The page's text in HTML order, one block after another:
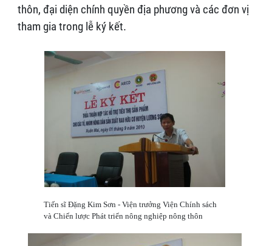
thôn, đại diện chính quyền địa phương và các đơn vị
tham gia trong lễ ký kết.
Tiến sĩ Đặng Kim Sơn - Viện trưởng Viện Chính sách
và Chiến lược Phát triển nông nghiệp nông thôn